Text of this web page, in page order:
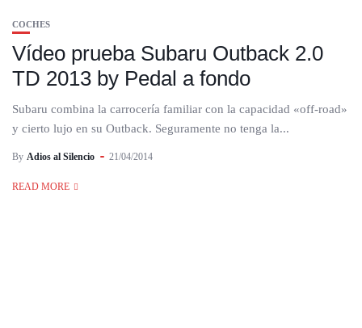
COCHES
Vídeo prueba Subaru Outback 2.0
TD 2013 by Pedal a fondo
Subaru combina la carrocería familiar con la capacidad «off-road»
y cierto lujo en su Outback. Seguramente no tenga la...
By Adios al Silencio 21/04/2014
READ MORE